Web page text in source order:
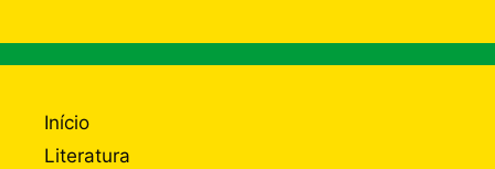
Início
Literatura